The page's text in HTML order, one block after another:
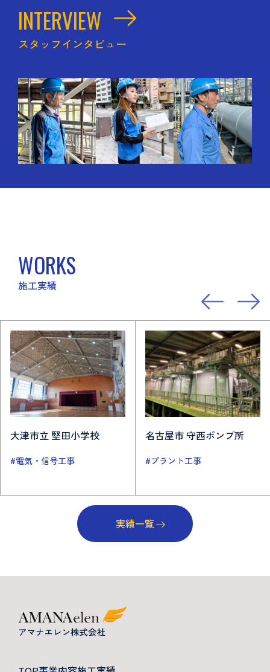
INTERVIEW
スタッフインタビュー
WORKS
施工実績
大津市立 堅田小学校
#電気・信号工事
名古屋市 守西ポンプ所
#プラント工事
実績一覧